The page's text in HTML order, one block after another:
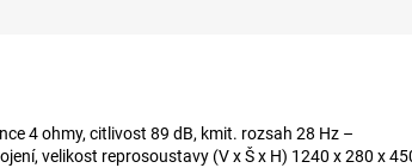
4 ohmy, citlivost 89 dB, kmit. rozsah 28 Hz –
velikost reprosoustavy (V x Š x H) 1240 x 280 x